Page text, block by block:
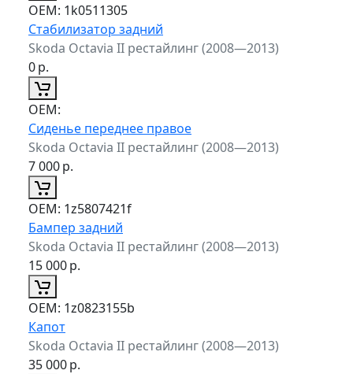
ОЕМ: 1k0511305
Стабилизатор задний
Skoda Octavia II рестайлинг (2008—2013)
0р.
ОЕМ:
Сиденье переднее правое
Skoda Octavia II рестайлинг (2008—2013)
7 000р.
ОЕМ: 1z5807421f
Бампер задний
Skoda Octavia II рестайлинг (2008—2013)
15 000р.
ОЕМ: 1z0823155b
Капот
Skoda Octavia II рестайлинг (2008—2013)
35 000р.